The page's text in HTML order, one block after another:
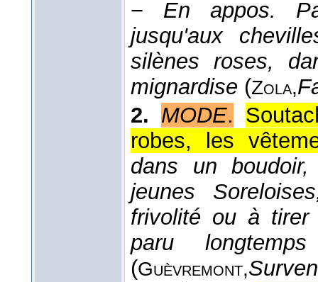
− En appos.
jusqu'aux
silènes roses,
mignardise (Zola,
2. MODE.
robes, les
dans un
jeunes
frivolité ou à
paru
(Guèvremont,